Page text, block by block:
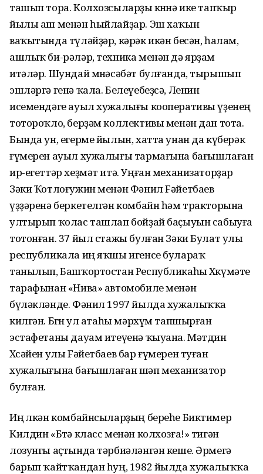
ташып тора. Колхозсыларҙы көнөнә ике тапҡыр
йылы аш менән һыйлайҙар. Эш хаҡын
ваҡытында түләйҙәр, кәрәк икән бесән, һалам,
ашлыҡ би-рәләр, техника менән дә ярҙам
итәләр. Шундай мөнәсәбәт булғанда, тырышып
эшләргә генә ҡала. Белеүебеҙсә, Ленин
исемендәге ауыл хужалығы кооперативы үҙенең
тотороҡло, берҙәм коллективы менән дан тота.
Бында ун, егерме йылын, хатта унан да күберәк
ғүмерен ауыл хужалығы тармағына бағышлаған
ир-егеттәр хеҙмәт итә. Уңған механизаторҙар
Зәки Ҡотлоғужин менән Фәнил Fәйетбаев
үҙҙәренә беркетелгән комбайн һәм тракторына
ултырып ҡолас ташлап бойҙай баҫыуын сабыуға
тотонған. 37 йыл стажы булған Зәки Булат улы
республикала иң яҡшы игенсе булараҡ
танылып, Башҡортостан Республикаһы Хөкүмәте
тарафынан «Нива» автомобиле менән
бүләкләнде. Фәнил 1997 йылда хужалыҡҡа
килгән. Бөгөн ул атаһы мәрхүм тапшырған
эстафетаны дауам итеүенә ҡыуана. Мәтдин
Хөсәйен улы Fәйетбаев бар ғүмерен туған
хужалығына бағышлаған шәп механизатор
булған.
Иң өлкән комбайнсыларҙың береһе Биктимер
Килдин «Бөтә класс менән колхозға!» тигән
лозунгы аҫтында тәрбиәләнгән кеше. Әрмегә
барып ҡайтҡандан һуң, 1982 йылда хужалыҡҡа